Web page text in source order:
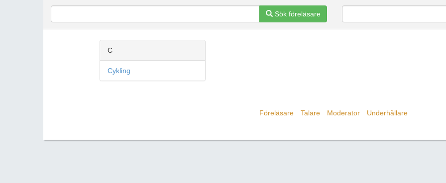
Sök föreläsare
C
Cykling
Föreläsare Talare Moderator Underhållare